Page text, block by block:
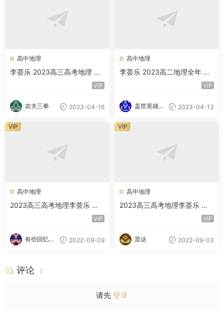
高中地理
李荟乐 2023高三高考地理 二
VIP
农夫三拳 2023-04-16
高中地理
李荟乐 2023高二地理全年 百
VIP
盖世英雄的
2023-04-13
高中地理
2023高三高考地理李荟乐 规
划服务 知识规频 更新180讲VIP
有些回忆忘
2022-09-09
VIP
高中地理
2023高三高考地理李荟乐 知
VIP
雷达 2022-09-03
VIP
评论 0
请先 登录